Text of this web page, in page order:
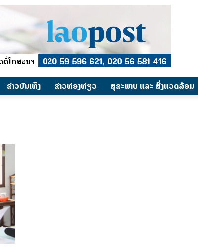
​ຂ່າວບັນເທິງ ​ຂ່າວທ່ອງທ່ຽວ ສຸຂະພາບ ແລະ ສີ່ງແວດລ້ອມ